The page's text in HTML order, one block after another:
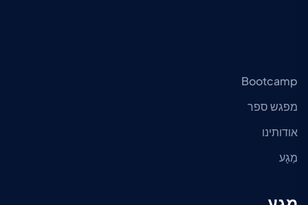
Bootcamp
מפגש ספר
אודותינו
מַגָע